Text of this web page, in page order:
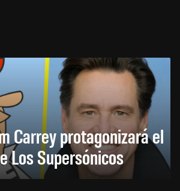
Carrey protagonizará el
Los Supersónicos